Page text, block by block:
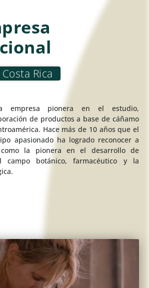
Rica
pionera en el estudio,
de productos a base de cáñamo
Hace más de 10 años que el
apasionado ha logrado reconocer a
como la pionera en el desarrollo de
campo botánico, farmacéutico y la